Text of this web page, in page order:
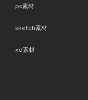
ps素材
sketch素材
xd素材